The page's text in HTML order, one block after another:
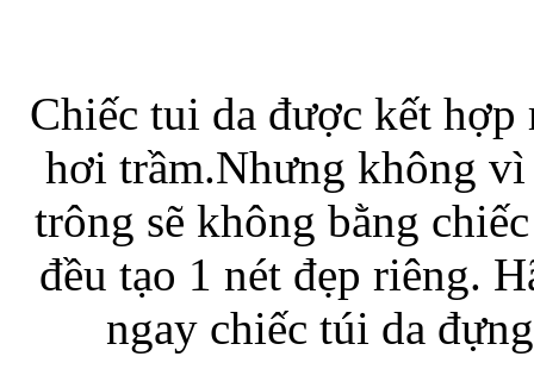
Túi đựng
Bao da Samsung
Chiếc tui da được kết hợp
hơi trầm.Nhưng không
trông sẽ không bằng
đều tạo 1 nét đẹp riêng.
ngay chiếc túi da